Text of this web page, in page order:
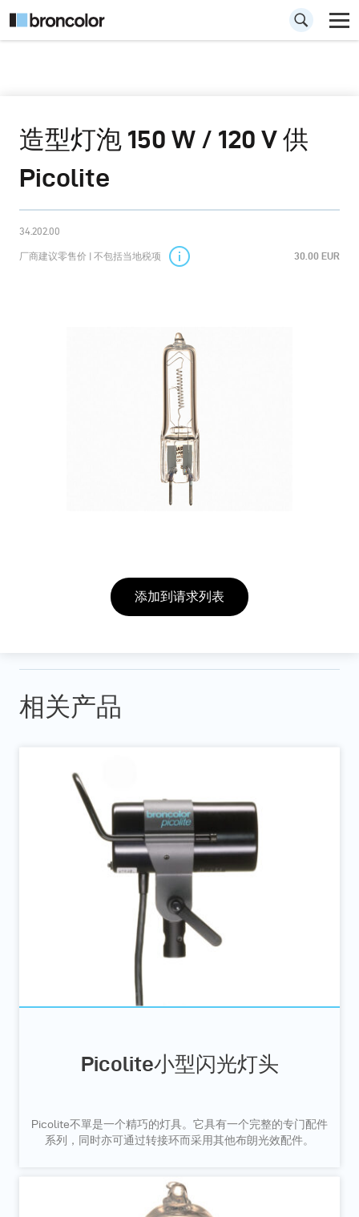
造型灯泡 150 W / 120 V 供
Picolite
34.202.00
厂商建议零售价 | 不包括当地税项 30.00 EUR
添加到请求列表
相关产品
Picolite小型闪光灯头
Picolite不單是一个精巧的灯具。它具有一个完整的专门配件
系列，同时亦可通过转接环而采用其他布朗光效配件。